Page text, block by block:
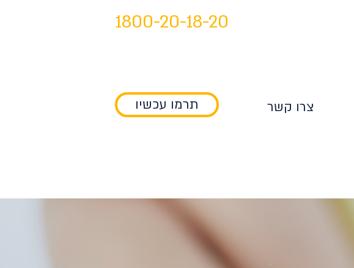
1800-20-18-20
תרמו עכשיו צרו קשר